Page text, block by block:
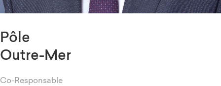
Pôle
Outre-Mer
Co-Responsable